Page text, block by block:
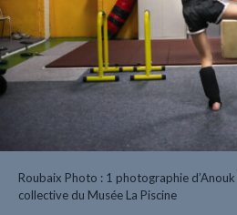
Roubaix Photo : 1 photographie
collective du Musée La Piscine